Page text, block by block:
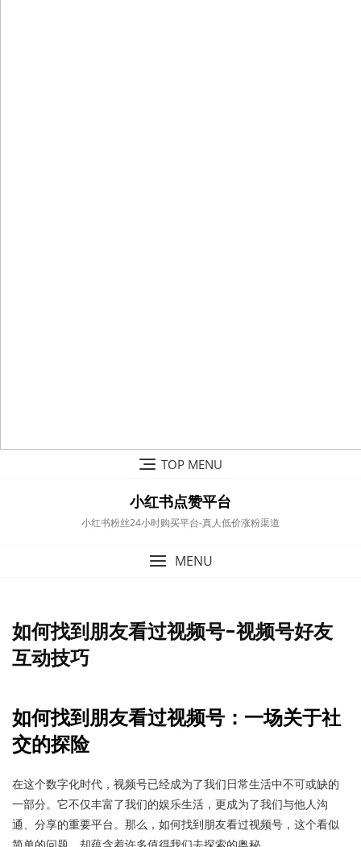
TOP MENU
小红书点赞平台
小红书粉丝24小时购买平台-真人低价涨粉渠道
MENU
如何找到朋友看过视频号-视频号好友
互动技巧
如何找到朋友看过视频号：一场关于社
交的探险
在这个数字化时代，视频号已经成为了我们日常生活中不可或缺的
一部分。它不仅丰富了我们的娱乐生活，更成为了我们与他人沟
通、分享的重要平台。那么，如何找到朋友看过视频号，这个看似